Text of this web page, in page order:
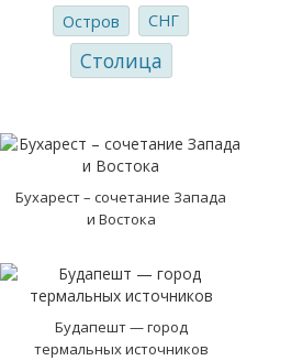
Остров СНГ
Столица
Бухарест – сочетание Запада
и Востока
Будапешт — город
термальных источников